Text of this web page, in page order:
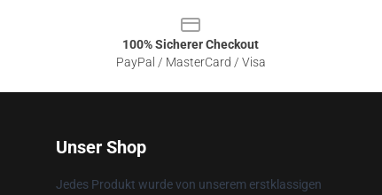
100% Sicherer Checkout
PayPal / MasterCard / Visa
Unser Shop
Jedes Produkt wurde von unserem erstklassigen